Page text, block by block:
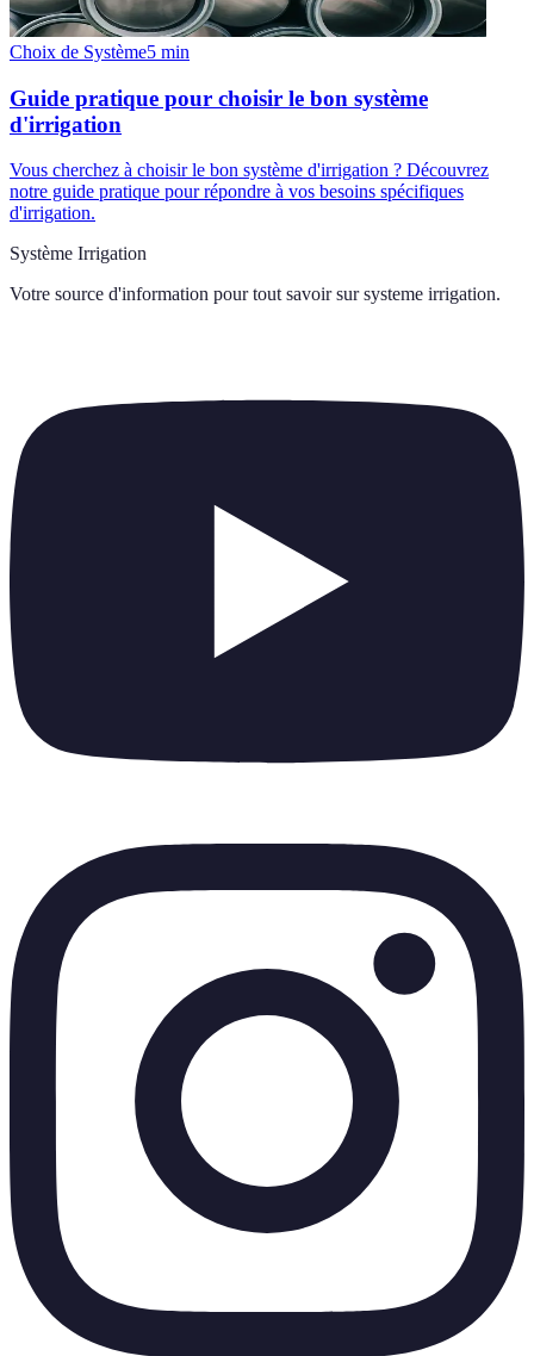
Choix de Système5 min
Guide pratique pour choisir le bon système
d'irrigation
Vous cherchez à choisir le bon système d'irrigation ? Découvrez
notre guide pratique pour répondre à vos besoins spécifiques
d'irrigation.
Système Irrigation
Votre source d'information pour tout savoir sur systeme irrigation.